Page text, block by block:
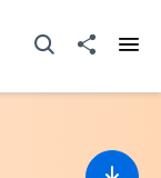
打开搜寻器分享至